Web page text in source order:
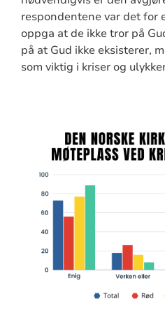
respondentene var det for
oppga at de ikke tror på
på at Gud ikke eksisterer,
som viktig i kriser og